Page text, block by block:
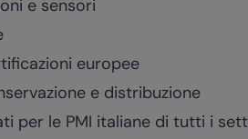
e sensori
europee
e distribuzione
per le PMI italiane di tutti i